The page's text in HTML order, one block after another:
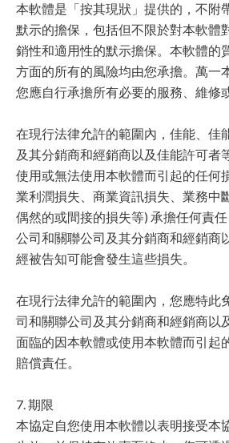
本軟體是「按其現狀」提供的，不附
默示的擔保，包括但不限於對本軟體
銷性和適用性的默示擔保。本軟體的
方面的所有的風險均由您承擔。萬一
您應自行承擔所有必要的服務、維修
在現行法律允許的範圍內，佳能、佳
及其分銷商和經銷商以及佳能許可者
使用或無法使用本軟體而引起的任何
業利潤損失、商業資訊損失、業務中
偶然的或間接的損失等) 承擔任何責
公司和關聯公司及其分銷商和經銷商
經被告知可能會發生這些損失。
在現行法律允許的範圍內，您應特此
司和關聯公司及其分銷商和經銷商以
面臨的因本軟體或使用本軟體而引起
賠償責任。
7. 期限
本協定自您使用本軟體以表明接受本